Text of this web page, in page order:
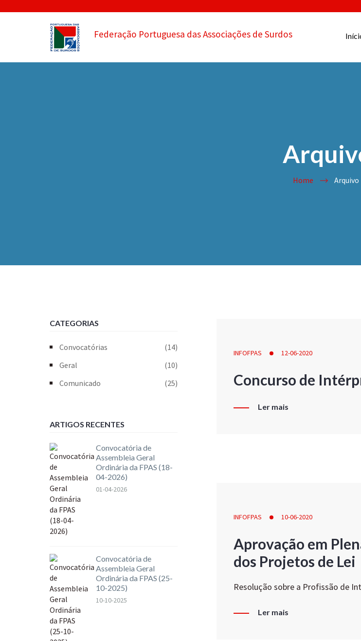
Federação Portuguesa das Associações de Surdos
Home Arquivo
INFOFPAS 12-06-2020
Concurso de
Ler mais
INFOFPAS 10-06-2020
Aprovação em
dos Projetos de Lei
Resolução sobre a Profissão de
Ler mais
CATEGORIAS
Convocatórias
(14)
Geral
(10)
Comunicado
(25)
ARTIGOS RECENTES
Convocatória de
Assembleia Geral
Ordinária da FPAS (18-
04-2026)
01-04-2026
Convocatória de
Assembleia Geral
Ordinária da FPAS (25-
10-2025)
10-10-2025